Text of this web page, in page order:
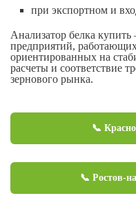
при экспортном и
Анализатор белка
предприятий,
ориентированных на
расчеты и соответствие
зернового рынка.
📞
📞 Ростов-